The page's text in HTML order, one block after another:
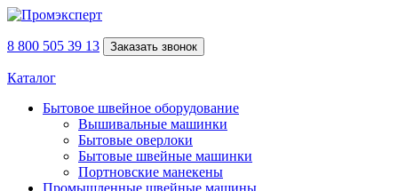
8 800 505 39 13 Заказать звонок
Каталог
Бытовое швейное оборудование
Вышивальные машинки
Бытовые оверлоки
Бытовые швейные машинки
Портновские манекены
Промышленные швейные машины